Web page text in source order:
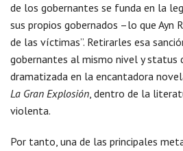
de los gobernantes se funda en la
sus propios gobernados –lo que Ayn
de las víctimas”. Retirarles esa
gobernantes al mismo nivel y
dramatizada en la encantadora
La Gran Explosión, dentro de la
violenta.
Por tanto, una de las principales